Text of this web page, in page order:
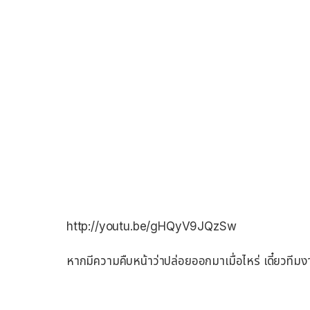
http://youtu.be/gHQyV9JQzSw
หากมีความคืบหน้าว่าปล่อยออกมาเมื่อไหร่ เดี๋ยวทีมง